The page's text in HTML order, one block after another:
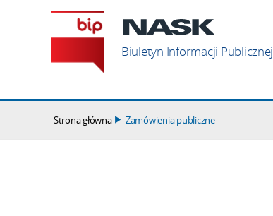
Biuletyn Informacji Publicznej
Strona główna Zamówienia publiczne